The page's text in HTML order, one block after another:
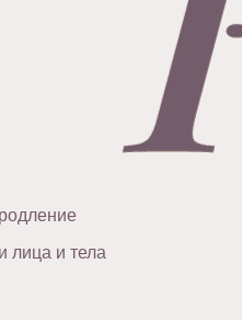
лица и тела